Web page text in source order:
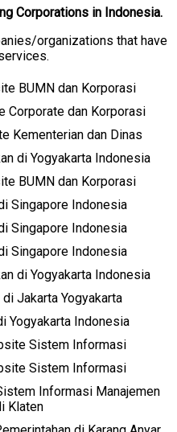
Corporations in Indonesia.
organizations that have